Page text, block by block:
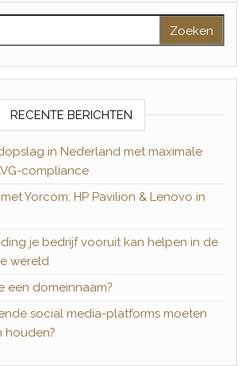
RECENTE BERICHTEN
in Nederland met maximale
compliance
Yorcom: HP Pavilion & Lenovo in
je bedrijf vooruit kan helpen in de
wereld
een domeinnaam?
social media-platforms moeten
houden?